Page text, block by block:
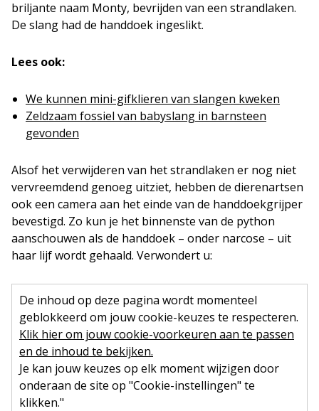
briljante naam Monty, bevrijden van een strandlaken.
De slang had de handdoek ingeslikt.
Lees ook:
We kunnen mini-gifklieren van slangen kweken
Zeldzaam fossiel van babyslang in barnsteen
gevonden
Alsof het verwijderen van het strandlaken er nog niet
vervreemdend genoeg uitziet, hebben de dierenartsen
ook een camera aan het einde van de handdoekgrijper
bevestigd. Zo kun je het binnenste van de python
aanschouwen als de handdoek – onder narcose – uit
haar lijf wordt gehaald. Verwondert u:
De inhoud op deze pagina wordt momenteel
geblokkeerd om jouw cookie-keuzes te respecteren.
Klik hier om jouw cookie-voorkeuren aan te passen
en de inhoud te bekijken.
Je kan jouw keuzes op elk moment wijzigen door
onderaan de site op "Cookie-instellingen" te
klikken."